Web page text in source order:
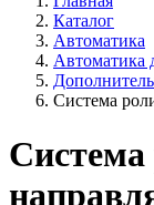
Каталог
Автоматика
Автоматика
Система
Система